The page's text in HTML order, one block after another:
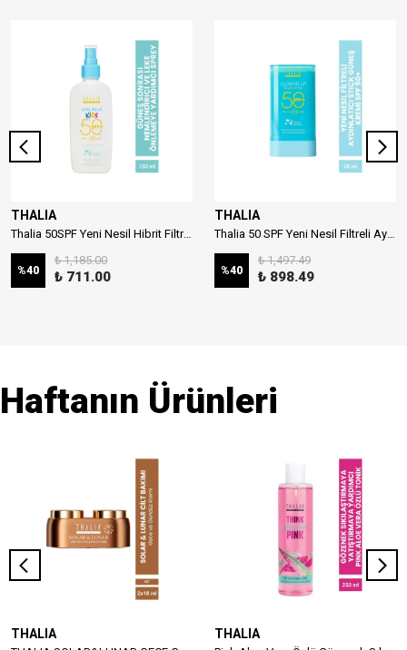
THALIA
Thalia 50SPF Yeni Nesil Hibrit Filtreli Çocuk Güneş Sütü 150ml
%40
₺ 1,185.00
₺ 711.00
THALIA
%40
₺ 1,497.49
₺ 898.49
Haftanın Ürünleri
THALIA THALIA